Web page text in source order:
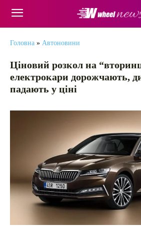
Головна » Автоновини
Ціновий розкол на
електрокари дорожчають,
падають у ціні